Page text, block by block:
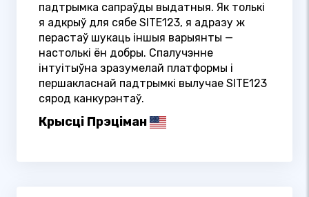
падтрымка сапраўды выдатныя. Як толькі
я адкрыў для сябе SITE123, я адразу ж
перастаў шукаць іншыя варыянты —
настолькі ён добры. Спалучэнне
інтуітыўна зразумелай платформы і
першакласнай падтрымкі вылучае SITE123
сярод канкурэнтаў.
Крысці Прэціман